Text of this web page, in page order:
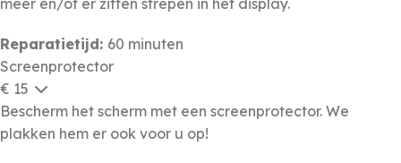
meer en/of er zitten strepen in het display.
Reparatietijd: 60 minuten
Screenprotector
€ 15
Bescherm het scherm met een screenprotector. We
plakken hem er ook voor u op!